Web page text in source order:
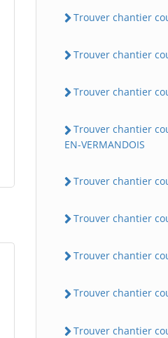
Trouver chantier
Trouver chantier
Trouver chantier
Trouver chantier
EN-VERMANDOIS
Trouver chantier
Trouver chantier
Trouver chantier
Trouver chantier
Trouver chantier